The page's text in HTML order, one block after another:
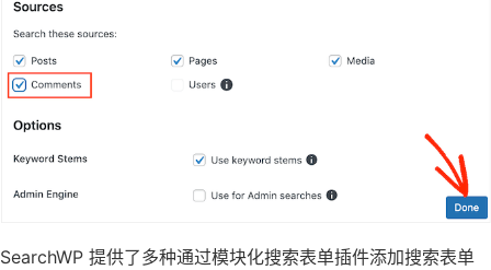
SearchWP 提供了多种通过模块化搜索表单插件添加搜索表单